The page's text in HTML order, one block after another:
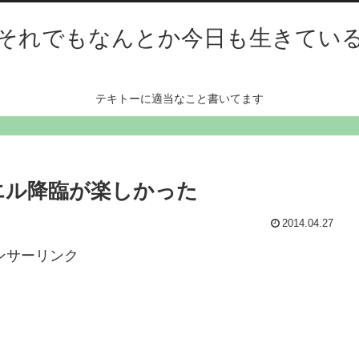
れでもなんとか今日も生きてい
テキトーに適当なこと書いてます
降臨が楽しかった
2014.04.27
サーリンク